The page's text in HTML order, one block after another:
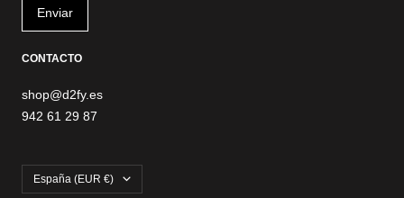
CONTACTO
shop@d2fy.es
942 61 29 87
País/región
España (EUR €)